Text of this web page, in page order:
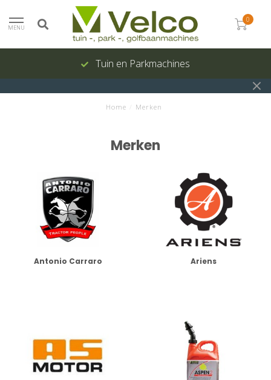
MENU
0
Tuin en Parkmachines
Home Merken
Merken
Antonio Carraro Ariens